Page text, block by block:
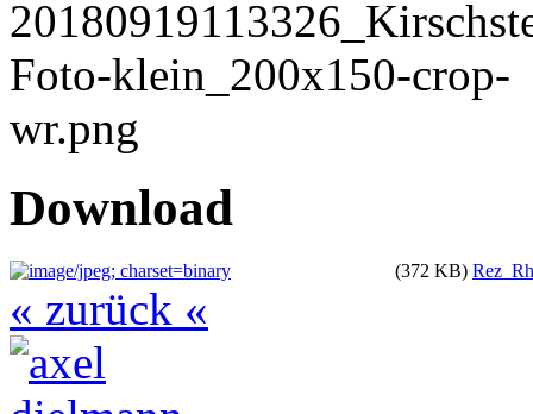
Download
(372 KB)
« zurück «